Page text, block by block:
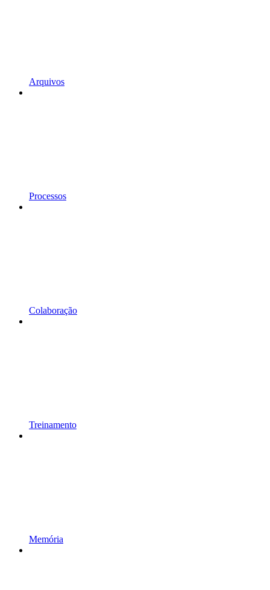
Arquivos
Processos
Colaboração
Treinamento
Memória